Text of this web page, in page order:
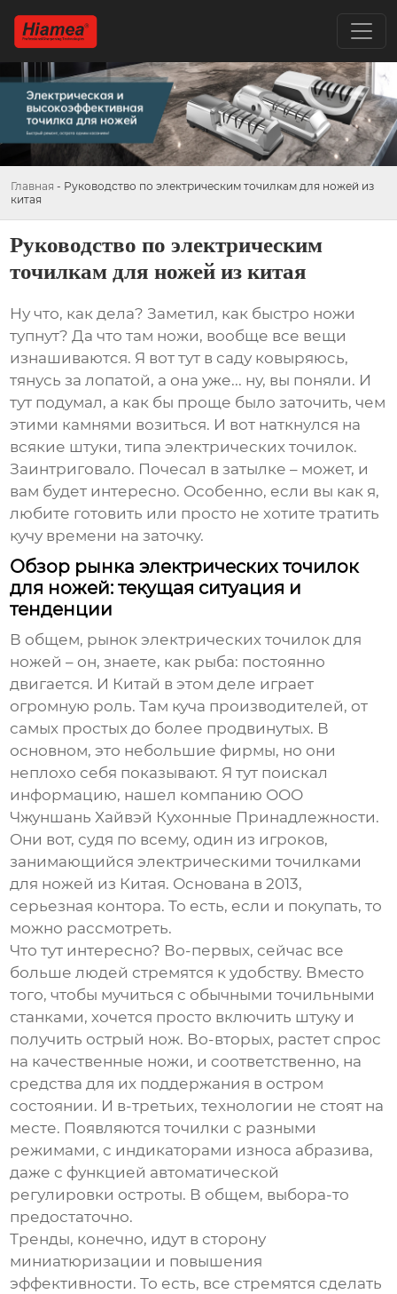
Главная - Руководство по электрическим точилкам для ножей из
китая
Руководство по электрическим
точилкам для ножей из китая
Ну что, как дела? Заметил, как быстро ножи
тупнут? Да что там ножи, вообще все вещи
изнашиваются. Я вот тут в саду ковыряюсь,
тянусь за лопатой, а она уже... ну, вы поняли. И
тут подумал, а как бы проще было заточить, чем
этими камнями возиться. И вот наткнулся на
всякие штуки, типа электрических точилок.
Заинтриговало. Почесал в затылке – может, и
вам будет интересно. Особенно, если вы как я,
любите готовить или просто не хотите тратить
кучу времени на заточку.
Обзор рынка электрических точилок
для ножей: текущая ситуация и
тенденции
В общем, рынок электрических точилок для
ножей – он, знаете, как рыба: постоянно
двигается. И Китай в этом деле играет
огромную роль. Там куча производителей, от
самых простых до более продвинутых. В
основном, это небольшие фирмы, но они
неплохо себя показывают. Я тут поискал
информацию, нашел компанию ООО
Чжуншань Хайвэй Кухонные Принадлежности.
Они вот, судя по всему, один из игроков,
занимающийсяэлектрическими точилками
для ножей из Китая. Основана в 2013,
серьезная контора. То есть, если и покупать, то
можно рассмотреть.
Что тут интересно? Во-первых, сейчас все
больше людей стремятся к удобству. Вместо
того, чтобы мучиться с обычными точильными
станками, хочется просто включить штуку и
получить острый нож. Во-вторых, растет спрос
на качественные ножи, и соответственно, на
средства для их поддержания в остром
состоянии. И в-третьих, технологии не стоят на
месте. Появляются точилки с разными
режимами, с индикаторами износа абразива,
даже с функцией автоматической
регулировки остроты. В общем, выбора-то
предостаточно.
Тренды, конечно, идут в сторону
миниатюризации и повышения
эффективности. То есть, все стремятся сделать